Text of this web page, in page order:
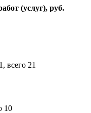
(услуг), руб.
всего 21
10